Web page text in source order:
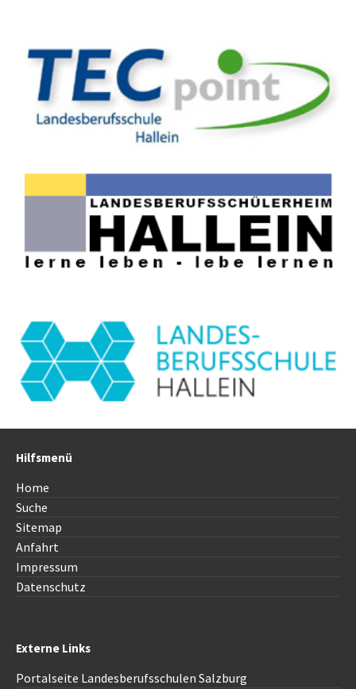
Hilfsmenü
Home
Suche
Sitemap
Anfahrt
Impressum
Datenschutz
Externe Links
Portalseite Landesberufsschulen Salzburg